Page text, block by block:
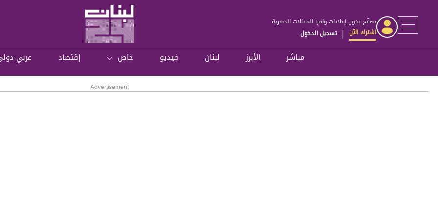
تصفّح بدون إعلانات واقرأ المقالات الحصرية
اشترك الآن | تسجيل الدخول
مباشر الأبرز لبنان فيديو خاص إقتصاد عربي-
Advertisement